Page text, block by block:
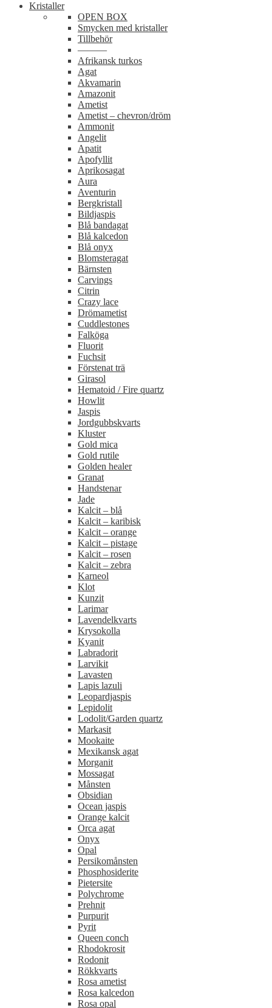
Kristaller
OPEN BOX
Smycken med kristaller
Tillbehör
———
Afrikansk turkos
Agat
Akvamarin
Amazonit
Ametist
Ametist – chevron/dröm
Ammonit
Angelit
Apatit
Apofyllit
Aprikosagat
Aura
Aventurin
Bergkristall
Bildjaspis
Blå bandagat
Blå kalcedon
Blå onyx
Blomsteragat
Bärnsten
Carvings
Citrin
Crazy lace
Drömametist
Cuddlestones
Falköga
Fluorit
Fuchsit
Förstenat trä
Girasol
Hematoid / Fire quartz
Howlit
Jaspis
Jordgubbskvarts
Kluster
Gold mica
Gold rutile
Golden healer
Granat
Handstenar
Jade
Kalcit – blå
Kalcit – karibisk
Kalcit – orange
Kalcit – pistage
Kalcit – rosen
Kalcit – zebra
Karneol
Klot
Kunzit
Larimar
Lavendelkvarts
Krysokolla
Kyanit
Labradorit
Larvikit
Lavasten
Lapis lazuli
Leopardjaspis
Lepidolit
Lodolit/Garden quartz
Markasit
Mookaite
Mexikansk agat
Morganit
Mossagat
Månsten
Obsidian
Ocean jaspis
Orange kalcit
Orca agat
Onyx
Opal
Persikomånsten
Phosphosiderite
Pietersite
Polychrome
Prehnit
Purpurit
Pyrit
Queen conch
Rhodokrosit
Rodonit
Rökkvarts
Rosa ametist
Rosa kalcedon
Rosa opal